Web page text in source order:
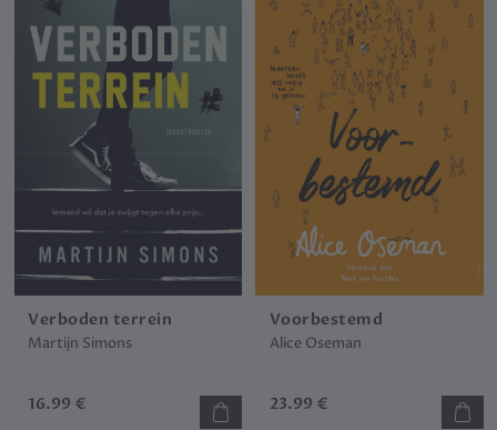
Verboden terrein
Martijn Simons
16.99 €
Voorbestemd
Alice Oseman
23.99 €